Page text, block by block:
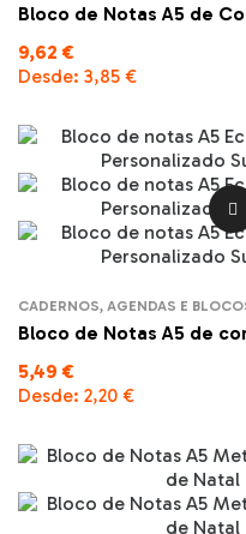
Bloco de Notas A5 de
9,62 €
Desde: 3,85 €

CADERNOS, AGENDAS E
Bloco de Notas A5 de
5,49 €
Desde: 2,20 €